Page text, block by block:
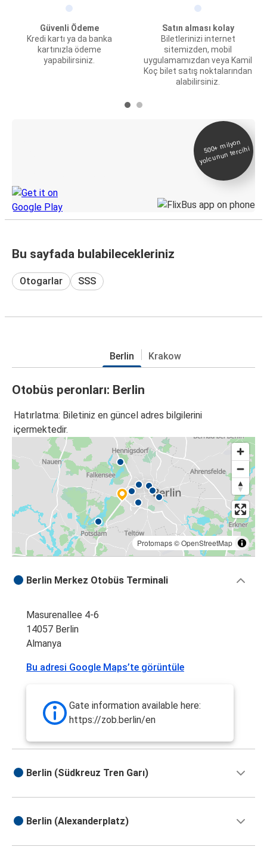
Güvenli Ödeme
Kredi kartı ya da banka
kartınızla ödeme
yapabilirsiniz.
Satın alması kolay
Biletlerinizi internet
sitemizden, mobil
uygulamamızdan veya Kamil
Koç bilet satış noktalarından
alabilirsiniz.
500+
milyon
yolcunun tercihi
Bu sayfada bulabilecekleriniz
Otogarlar SSS
Berlin Krakow
Otobüs peronları: Berlin
Hatırlatma: Biletiniz en güncel adres bilgilerini
içermektedir.
Protomaps©OpenStreetMap
Berlin Merkez Otobüs Terminali
Masurenallee 4-6
14057 Berlin
Almanya
Bu adresi Google Maps’te görüntüle
Gate information available here:
https://zob.berlin/en
Berlin (Südkreuz Tren Garı)
Berlin (Alexanderplatz)